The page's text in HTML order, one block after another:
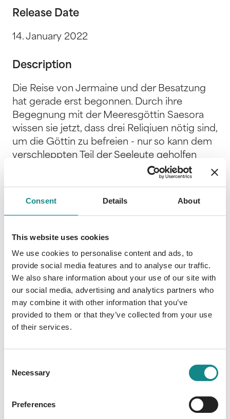
Consent Details About
This website uses cookies
We use cookies to personalise content and ads, to
provide social media features and to analyse our traffic.
We also share information about your use of our site with
our social media, advertising and analytics partners who
may combine it with other information that you’ve
provided to them or that they’ve collected from your use
of their services.
Selection
Necessary
Preferences
Release Date
14. January 2022
Description
Die Reise von Jermaine und der Besatzung
hat gerade erst begonnen. Durch ihre
Begegnung mit der Meeresgöttin Saesora
wissen sie jetzt, dass drei Reliqiuen nötig sind,
um die Göttin zu befreien - nur so kann dem
verschleppten Teil der Seeleute geholfen
werden. Um das zu schaffen, sieht sich die
Besatzung der Roten Ruby gezwungen, mit
den Fließenden zusammenarbeiten - ganz
Liebsten heizen die Stimmung an Bord
weiter auf, während die Ruby ins eisige Dara
aufbricht. Bald wird klar: Die Prüfungen, die
Seeleute und Fließende im frostigen Norden
erwarten, sind härter als alles, was sie bisher
gekannt haben. In Band zwei der Loreleyreihe
geht die Geschichte weiter - über den Drang
nach Freiheit, starke Heldinnen und wie man